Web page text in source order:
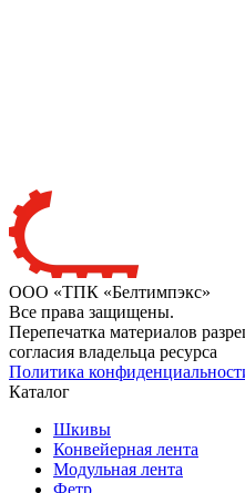
ООО «ТПК «Белтимпэкс»
Все права защищены.
Перепечатка материалов
согласия владельца ресурса
Политика
Каталог
Шкивы
Конвейерная лента
Модульная лента